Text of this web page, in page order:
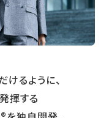
るように、
揮する